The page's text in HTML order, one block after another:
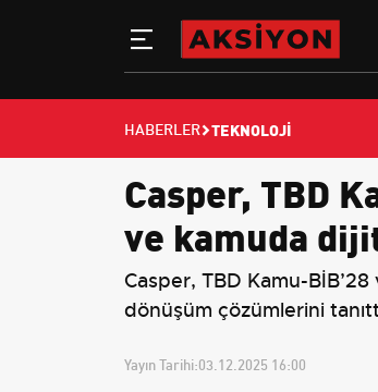
HABERLER TEKNOLOJI
Casper, TBD
ve kamuda
Casper, TBD Kamu-
dönüşüm çözümlerini
Yayın Tarihi:03.12.2025 16:00